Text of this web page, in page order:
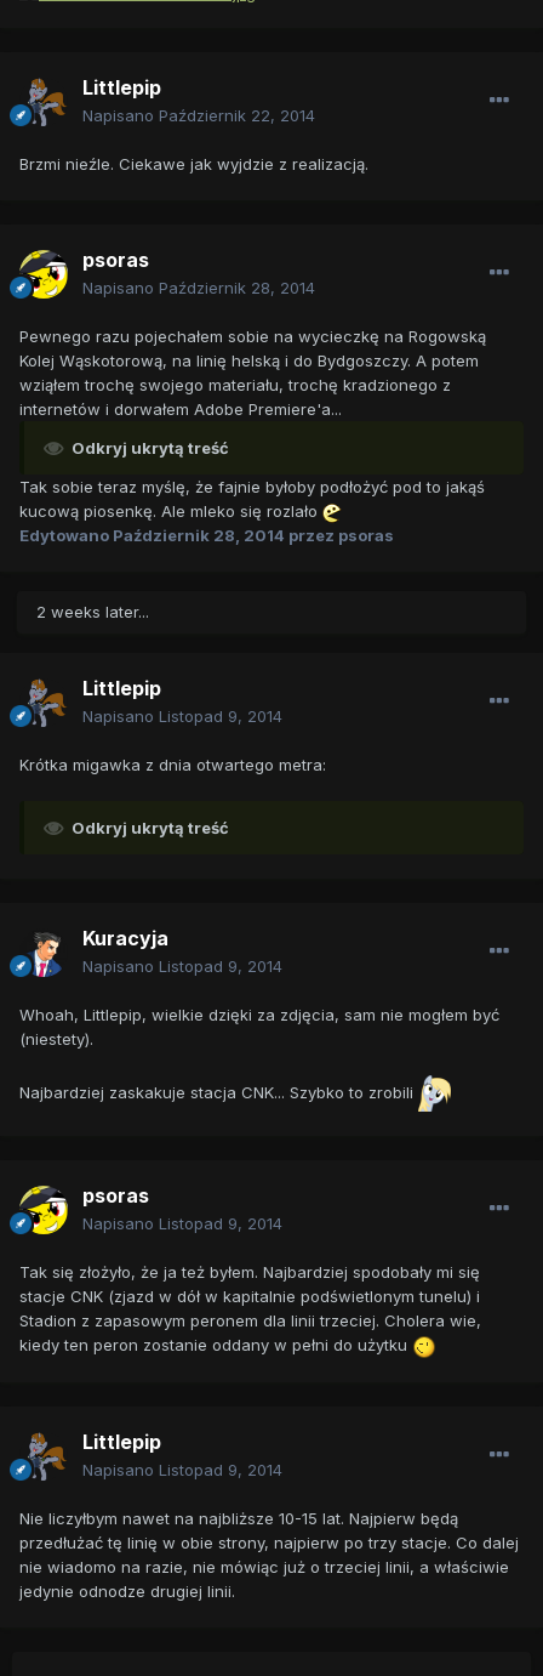
Littlepip
Napisano Październik 22, 2014
Brzmi nieźle. Ciekawe jak wyjdzie z realizacją.
psoras
Napisano Październik 28, 2014
Pewnego razu pojechałem sobie na wycieczkę na Rogowską
Kolej Wąskotorową, na linię helską i do Bydgoszczy. A potem
wziąłem trochę swojego materiału, trochę kradzionego z
internetów i dorwałem Adobe Premiere'a...
Odkryj ukrytą treść
Tak sobie teraz myślę, że fajnie byłoby podłożyć pod to jakąś
kucową piosenkę. Ale mleko się rozlało
Edytowano Październik 28, 2014 przez psoras
2 weeks later...
Littlepip
Napisano Listopad 9, 2014
Krótka migawka z dnia otwartego metra:
Odkryj ukrytą treść
Kuracyja
Napisano Listopad 9, 2014
Whoah, Littlepip, wielkie dzięki za zdjęcia, sam nie mogłem być
(niestety).
Najbardziej zaskakuje stacja CNK... Szybko to zrobili
psoras
Napisano Listopad 9, 2014
Tak się złożyło, że ja też byłem. Najbardziej spodobały mi się
stacje CNK (zjazd w dół w kapitalnie podświetlonym tunelu) i
Stadion z zapasowym peronem dla linii trzeciej. Cholera wie,
kiedy ten peron zostanie oddany w pełni do użytku
Littlepip
Napisano Listopad 9, 2014
Nie liczyłbym nawet na najbliższe 10-15 lat. Najpierw będą
przedłużać tę linię w obie strony, najpierw po trzy stacje. Co dalej
nie wiadomo na razie, nie mówiąc już o trzeciej linii, a właściwie
jedynie odnodze drugiej linii.